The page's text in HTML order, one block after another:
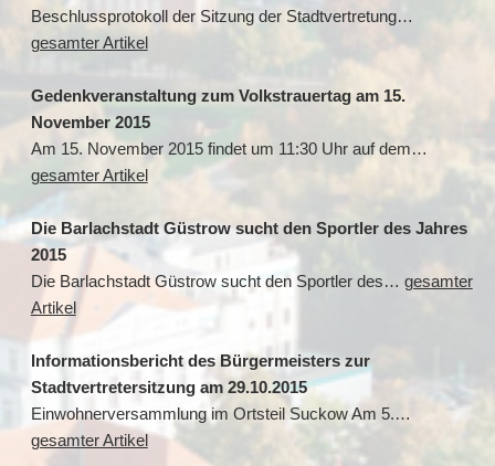
Beschlussprotokoll der Sitzung der Stadtvertretung…
gesamter Artikel
Gedenkveranstaltung zum Volkstrauertag am 15.
November 2015
Am 15. November 2015 findet um 11:30 Uhr auf dem…
gesamter Artikel
Die Barlachstadt Güstrow sucht den Sportler des Jahres
2015
Die Barlachstadt Güstrow sucht den Sportler des… gesamter
Artikel
Informationsbericht des Bürgermeisters zur
Stadtvertretersitzung am 29.10.2015
Einwohnerversammlung im Ortsteil Suckow Am 5.…
gesamter Artikel